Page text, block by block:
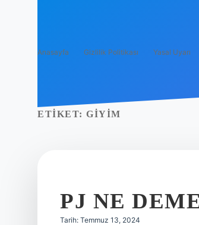
Anasayfa Gizlilik Politikası Yasal Uyarı
ETIKET: GIYIM
PJ NE
Tarih: Temmuz 13, 2024